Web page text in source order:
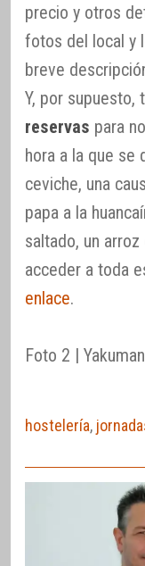
precio y otros
fotos del local y
breve
Y, por supuesto,
reservas para
hora a la que se
ceviche, una
papa a la
saltado, un
acceder a toda
enlace.
Foto 2 |
hostelería,